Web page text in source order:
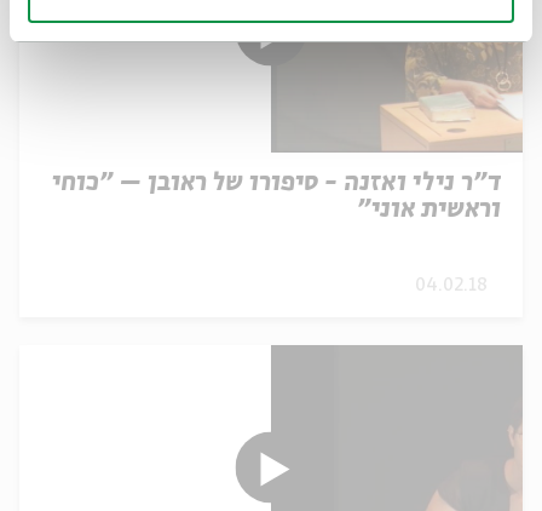
ד"ר נילי ואזנה - סיפורו של ראובן – "כוחי
וראשית אוני"
04.02.18